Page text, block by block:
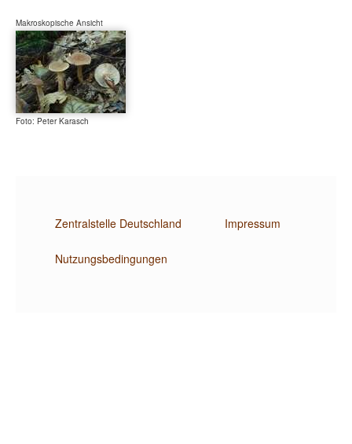
Makroskopische Ansicht
Foto: Peter Karasch
Zentralstelle Deutschland Impressum
Nutzungsbedingungen